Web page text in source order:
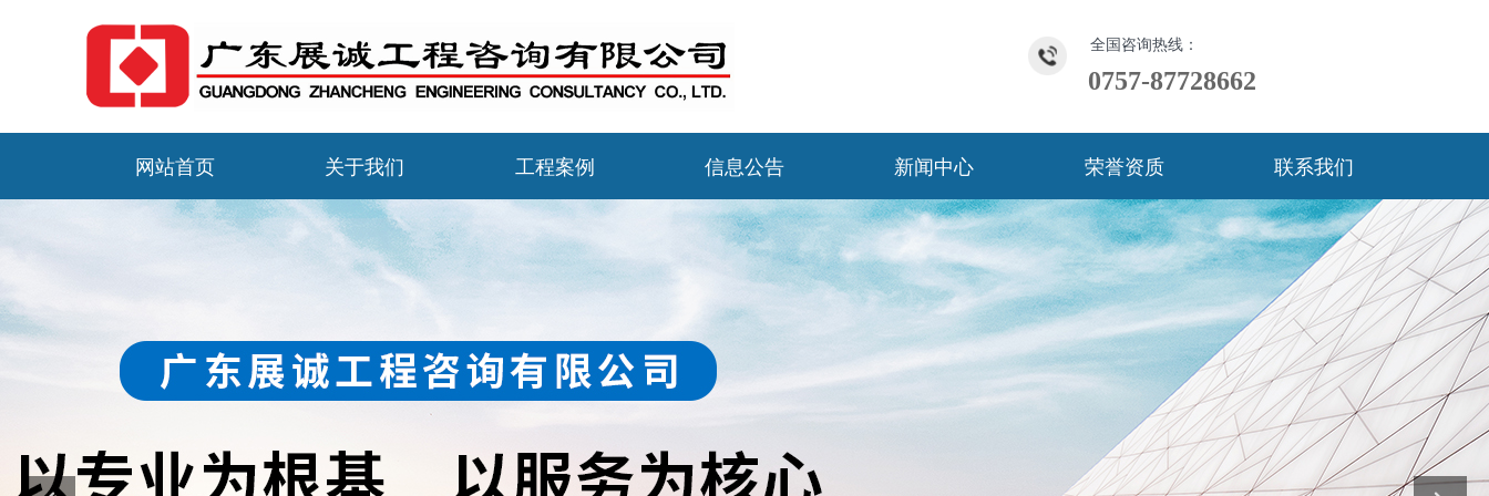
全国咨询热线：
0757-87728662
网站首页 关于我们 工程案例 信息公告 新闻中心 荣誉资质 联系我们